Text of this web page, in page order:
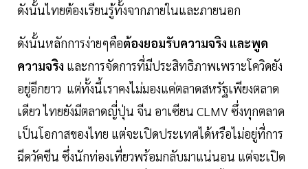
ดังนั้นไทยต้องเรียนรู้ทั้งจากภายในและภายนอก
ดังนั้นหลักการง่ายๆคือต้องยอมรับความจริง และพูด
ความจริง และการจัดการที่มีประสิทธิภาพเพราะโควิดยัง
อยู่อีกยาว แต่ทั้งนี้เราคงไม่มองแค่ตลาดสหรัฐเพียงตลาด
เดียว ไทยยังมีตลาดญี่ปุ่น จีน อาเซียน CLMV ซึ่งทุกตลาด
เป็นโอกาสของไทย แต่จะเปิดประเทศได้หรือไม่อยู่ที่การ
ฉีดวัคซีน ซึ่งนักท่องเที่ยวพร้อมกลับมาแน่นอน แต่จะเปิด